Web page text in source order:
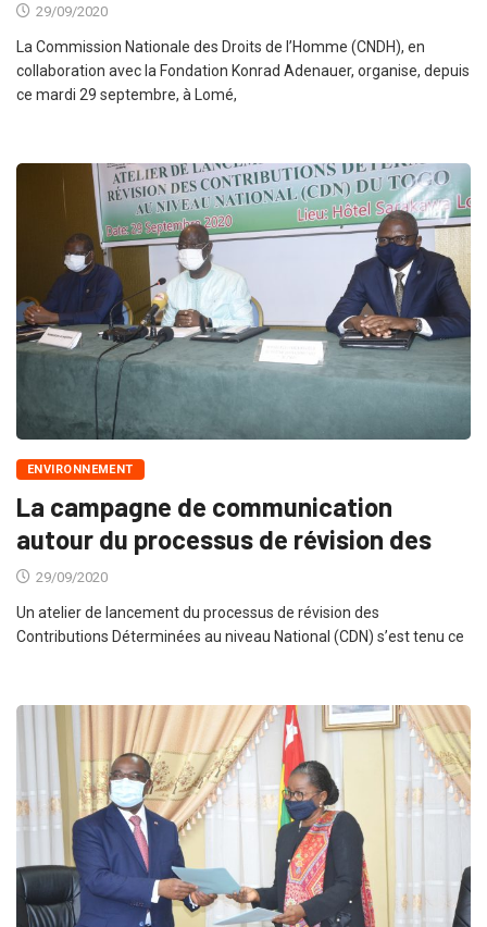
29/09/2020
La Commission Nationale des Droits de l’Homme (CNDH), en
collaboration avec la Fondation Konrad Adenauer, organise, depuis
ce mardi 29 septembre, à Lomé,
ENVIRONNEMENT
La campagne de communication
autour du processus de révision des
29/09/2020
Un atelier de lancement du processus de révision des
Contributions Déterminées au niveau National (CDN) s’est tenu ce